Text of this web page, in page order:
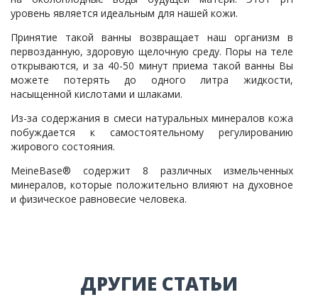
уровень является идеальным для нашей кожи.
Принятие такой ванны возвращает наш организм в
первозданную, здоровую щелочную среду. Поры на теле
открываются, и за 40-50 минут приема такой ванны Вы
можете потерять до одного литра жидкости,
насыщенной кислотами и шлаками.
Из-за содержания в смеси натуральных минералов кожа
побуждается к самостоятельному регулированию
жирового состояния.
MeineBase® содержит 8 различных измельченных
минералов, которые положительно влияют на духовное
и физическое равновесие человека.
ДРУГИЕ СТАТЬИ